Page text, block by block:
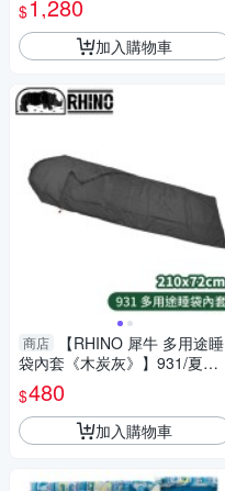
遊
$1,280
加入購物車
商店
【RHINO 犀牛 多用途睡
袋內套《木炭灰》】931/夏日
睡袋/內層清潔/睡袋內襯/內裡替
換/睡袋套
$480
加入購物車